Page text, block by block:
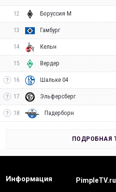
12 Боруссия М
13 Гамбург
14 Кельн
15 Вердер
16 Шальке 04
17 Эльферсберг
18 Падерборн
ПОДРОБНАЯ
Информация